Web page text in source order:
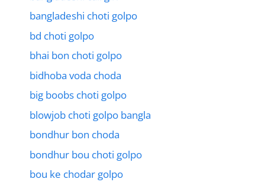
bangladeshi choti golpo
bd choti golpo
bhai bon choti golpo
bidhoba voda choda
big boobs choti golpo
blowjob choti golpo bangla
bondhur bon choda
bondhur bou choti golpo
bou ke chodar golpo